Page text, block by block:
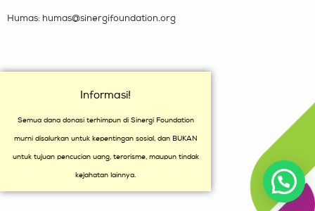
Humas: humas@sinergifoundation.org
Informasi!
Semua dana donasi terhimpun di Sinergi Foundation
murni disalurkan untuk kepentingan sosial, dan BUKAN
untuk tujuan pencucian uang, terorisme, maupun tindak
kejahatan lainnya.